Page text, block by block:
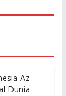
Az-
Dunia